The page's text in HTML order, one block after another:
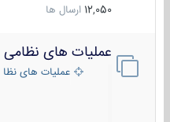
12,050 ارسال ها
عملیات های نظامی
عملیات های نظامی